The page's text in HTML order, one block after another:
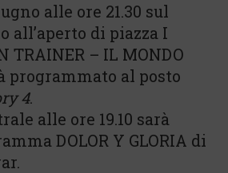
alle ore 21.30 sul
all’aperto di piazza I
TRAINER – IL MONDO
programmato al posto
4.
alle ore 19.10 sarà
DOLOR Y GLORIA di